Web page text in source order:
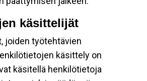
käsittelijät
joiden työtehtävien
käsittely on
käsitellä henkilötietoja